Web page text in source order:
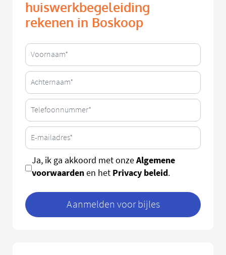
huiswerkbegeleiding
rekenen in Boskoop
Ja, ik ga akkoord met onzeAlgemene
voorwaardenen het Privacy beleid.
Aanmelden voor bijles